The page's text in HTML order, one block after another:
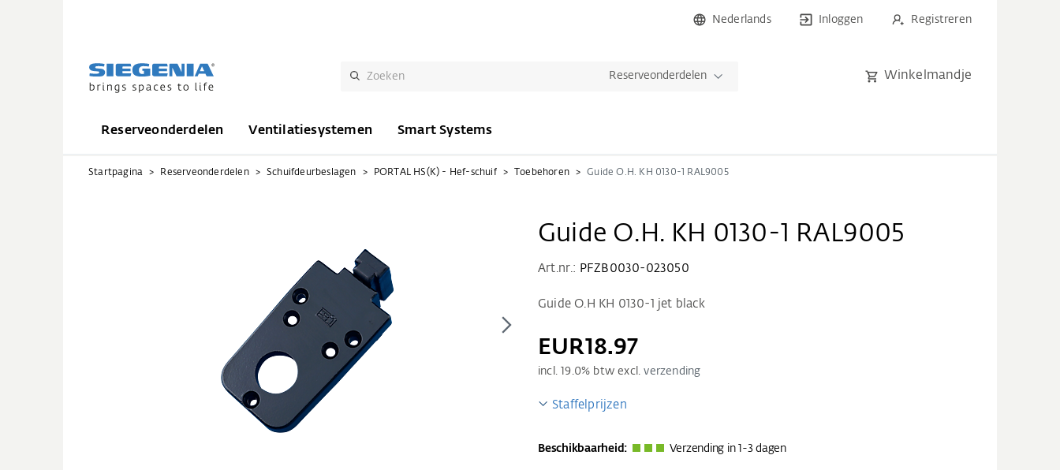
Nederlands Inloggen Registreren
Reserveonderdelen Winkelmandje
Reserveonderdelen Ventilatiesystemen Smart Systems
Startpagina Reserveonderdelen Schuifdeurbeslagen PORTAL HS(K) - Hef-schuif Toebehoren Guide O.H. KH 0130-1 RAL9005
Guide O.H. KH 0130-1 RAL9005
Art.nr.: PFZB0030-023050
Guide O.H KH 0130-1 jet black
EUR18.97
incl. 19.0% btw excl.verzending
Staffelprijzen
Beschikbaarheid: Verzending in 1-3 dagen